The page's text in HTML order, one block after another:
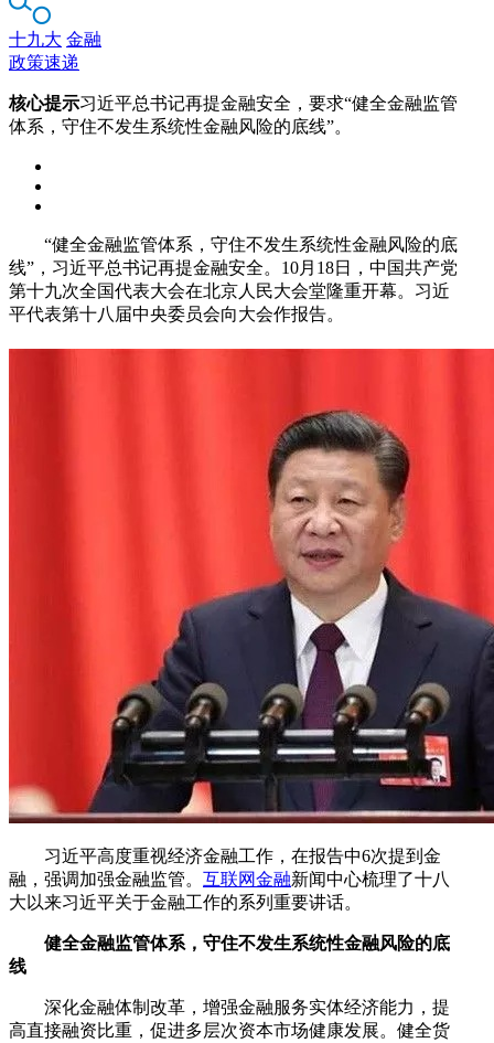
十九大 金融
政策速递
核心提示习近平总书记再提金融安全，要求“健全金融监管
体系，守住不发生系统性金融风险的底线”。
“健全金融监管体系，守住不发生系统性金融风险的底
线”，习近平总书记再提金融安全。10月18日，中国共产党
第十九次全国代表大会在北京人民大会堂隆重开幕。习近
平代表第十八届中央委员会向大会作报告。
习近平高度重视经济金融工作，在报告中6次提到金
融，强调加强金融监管。 互联网金融新闻中心梳理了十八
大以来习近平关于金融工作的系列重要讲话。
健全金融监管体系，守住不发生系统性金融风险的底
线
深化金融体制改革，增强金融服务实体经济能力，提
高直接融资比重，促进多层次资本市场健康发展。健全货